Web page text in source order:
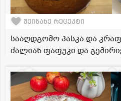
შეინახე რეცეპტი
სააღდგომო პასკა და
ძალიან ფაფუკი და